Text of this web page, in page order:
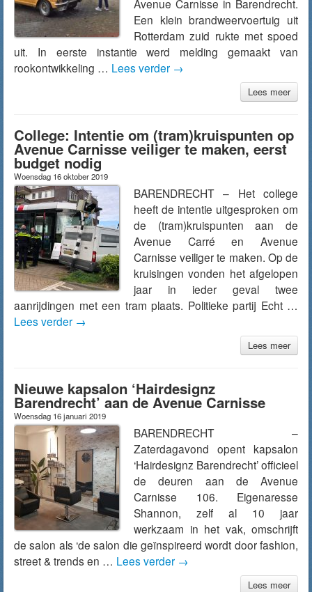
Avenue Carnisse in Barendrecht.
Een klein brandweervoertuig uit
Rotterdam zuid rukte met spoed
uit. In eerste instantie werd melding gemaakt van
rookontwikkeling … Lees verder →
Lees meer
College: Intentie om (tram)kruispunten op
Avenue Carnisse veiliger te maken, eerst
budget nodig
Woensdag 16 oktober 2019
BARENDRECHT – Het college
heeft de intentie uitgesproken om
de (tram)kruispunten aan de
Avenue Carré en Avenue
Carnisse veiliger te maken. Op de
kruisingen vonden het afgelopen
jaar in ieder geval twee
aanrijdingen met een tram plaats. Politieke partij Echt …
Lees verder →
Lees meer
Nieuwe kapsalon ‘Hairdesignz
Barendrecht’ aan de Avenue Carnisse
Woensdag 16 januari 2019
BARENDRECHT –
Zaterdagavond opent kapsalon
‘Hairdesignz Barendrecht’ officieel
de deuren aan de Avenue
Carnisse 106. Eigenaresse
Shannon, zelf al 10 jaar
werkzaam in het vak, omschrijft
de salon als ‘de salon die geïnspireerd wordt door fashion,
street & trends en … Lees verder →
Lees meer